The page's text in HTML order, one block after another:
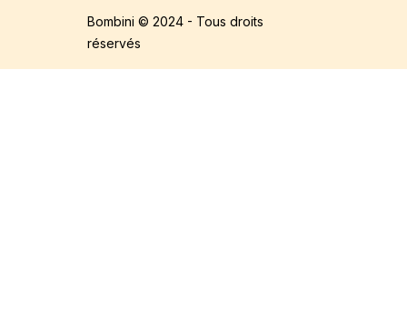
Bombini © 2024 - Tous droits
réservés